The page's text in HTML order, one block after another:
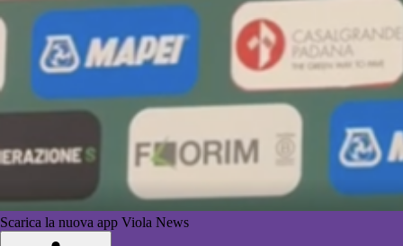
Scarica la nuova app Viola News